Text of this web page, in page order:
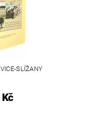
SLÍŽANY